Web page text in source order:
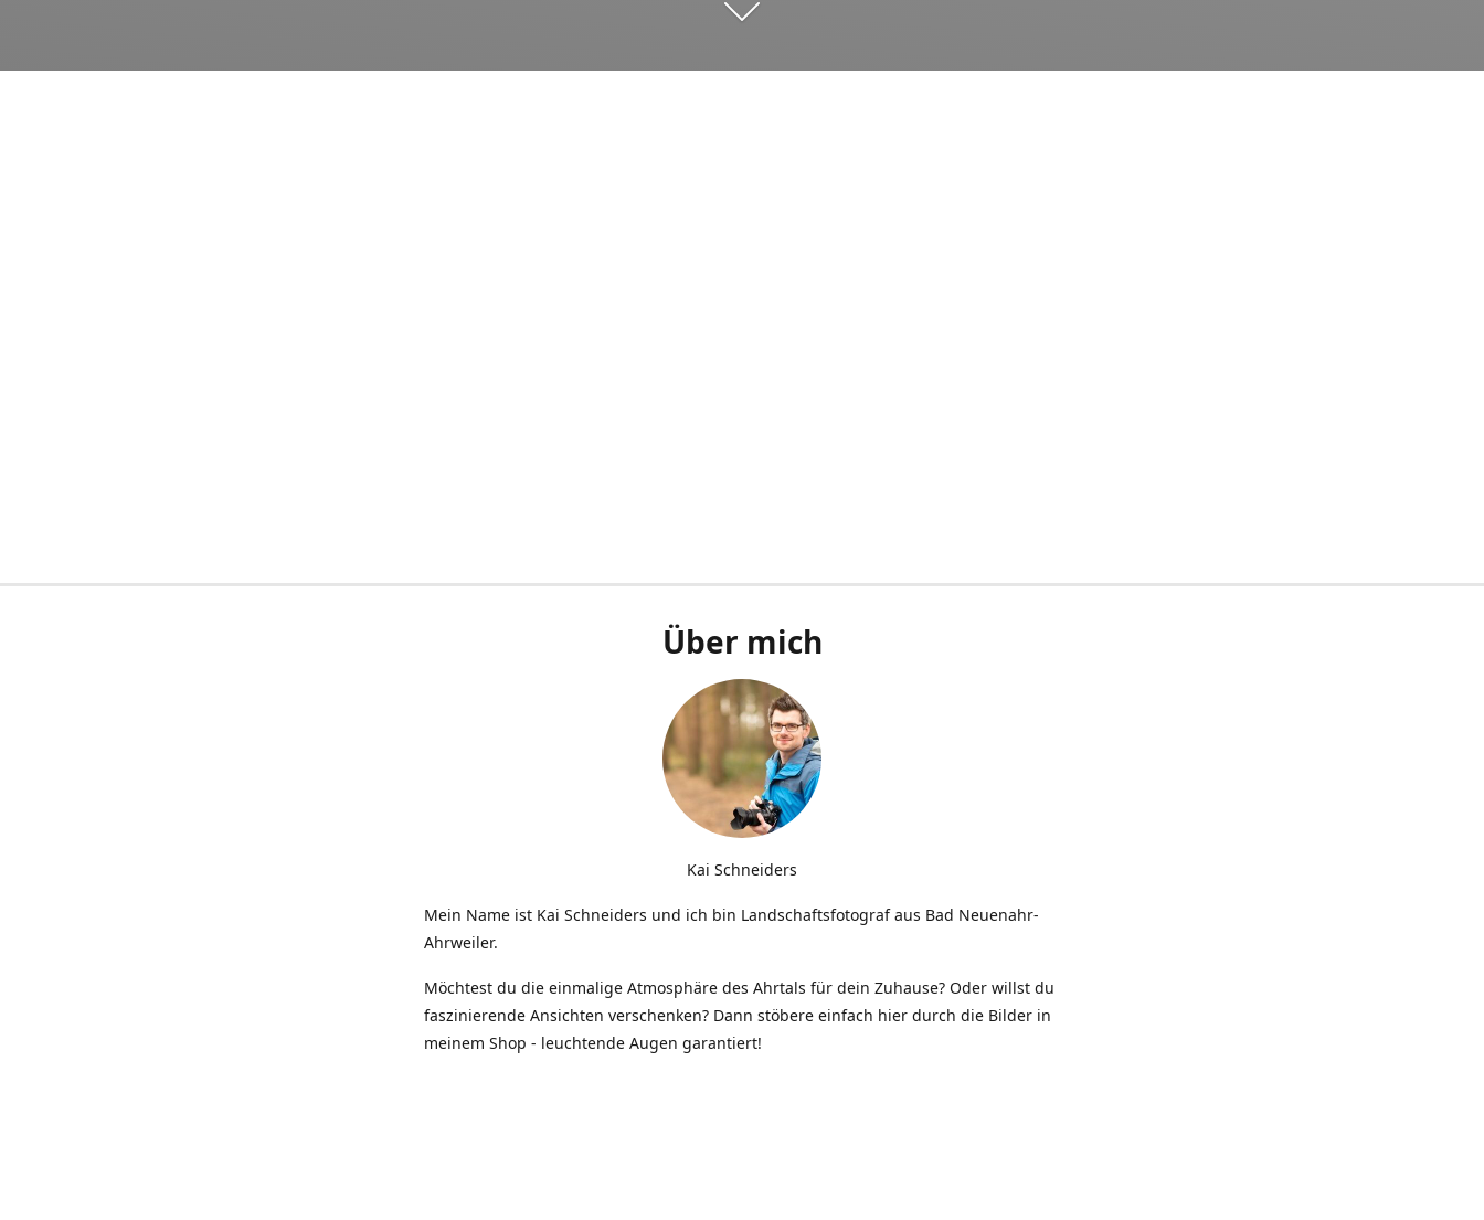
Über mich
Kai Schneiders
Mein Name ist Kai Schneiders und ich bin Landschaftsfotograf aus Bad Neuenahr-
Ahrweiler.
Möchtest du die einmalige Atmosphäre des Ahrtals für dein Zuhause? Oder willst du
faszinierende Ansichten verschenken? Dann stöbere einfach hier durch die Bilder in
meinem Shop - leuchtende Augen garantiert!